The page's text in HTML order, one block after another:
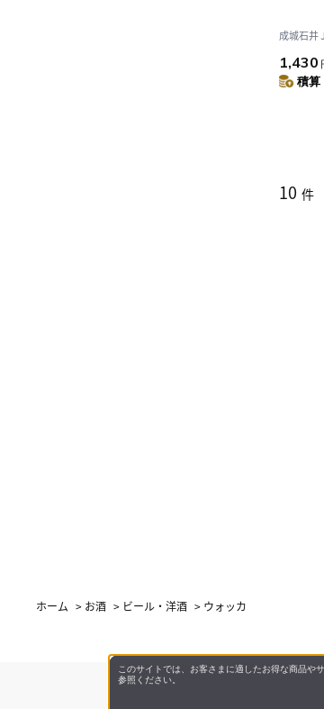
成城石井
1,430
積算
10 件
ホーム > お酒 > ビール・洋酒 > ウォッカ
このサイトでは、お客さまに適したお得な商品や
参照ください。